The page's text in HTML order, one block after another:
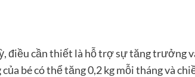
điều cần thiết là hỗ trợ sự tăng trưởng
bé có thể tăng 0,2 kg mỗi tháng và